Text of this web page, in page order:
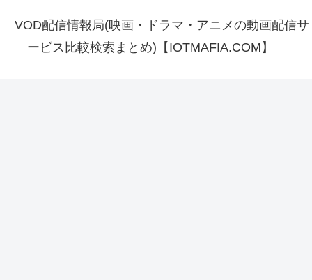
VOD配信情報局(映画・ドラマ・アニメの動画配信サ
ービス比較検索まとめ)【IOTMAFIA.COM】